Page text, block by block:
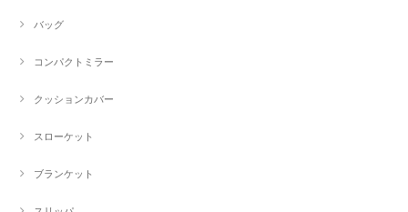
バッグ
コンパクトミラー
クッションカバー
スローケット
ブランケット